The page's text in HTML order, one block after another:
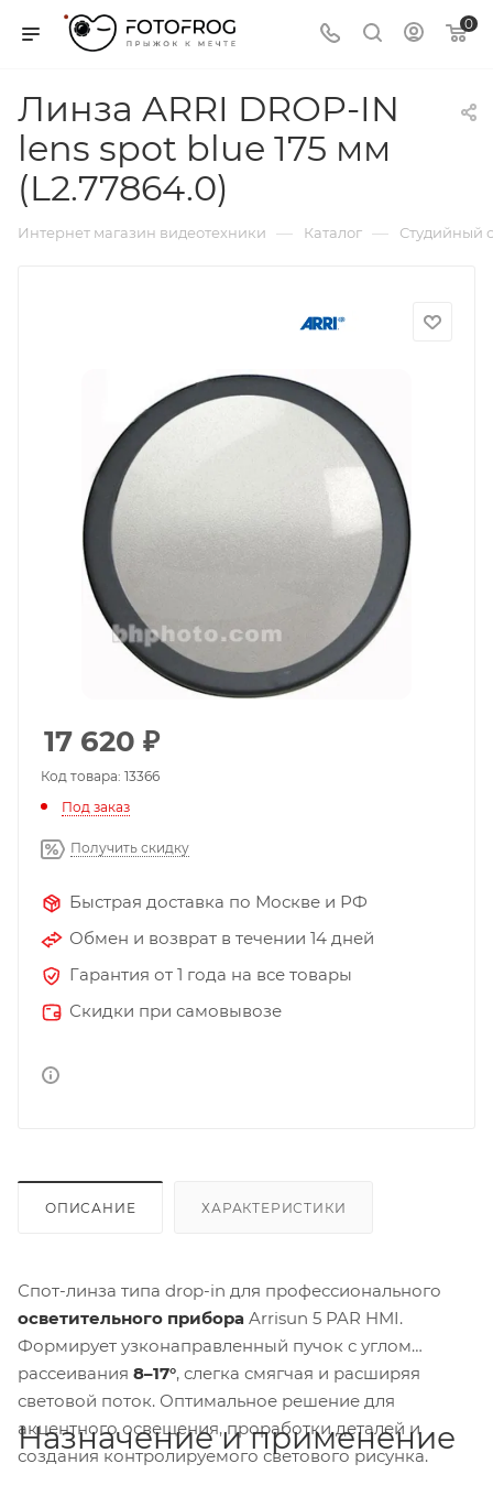
0
Линза ARRI DROP-IN
lens spot blue 175 мм
(L2.77864.0)
Интернет магазин видеотехники — Каталог — Студийный
17 620 ₽
Код товара: 13366
Под заказ
Получить скидку
Быстрая доставка по Москве и РФ
Обмен и возврат в течении 14 дней
Гарантия от 1 года на все товары
Скидки при самовывозе
ОПИСАНИЕ ХАРАКТЕРИСТИКИ
Спот-линза типа drop-in для профессионального
осветительного прибора Arrisun 5 PAR HMI.
Формирует узконаправленный пучок с углом
рассеивания 8–17°, слегка смягчая и расширяя
световой поток. Оптимальное решение для
акцентного освещения, проработки деталей и
создания контролируемого светового рисунка.
Назначение и применение